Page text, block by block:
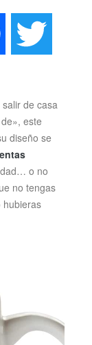
de casa
este
diseño se
o no
no tengas
hubieras